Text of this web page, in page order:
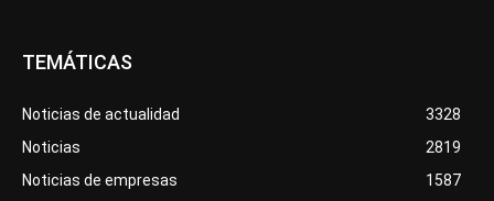
TEMÁTICAS
Noticias de actualidad
3328
Noticias
2819
Noticias de empresas
1587